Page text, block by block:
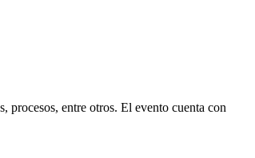
procesos, entre otros. El evento cuenta con